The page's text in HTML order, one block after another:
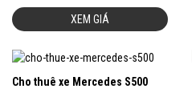
XEM GIÁ
Cho thuê xe Mercedes S500